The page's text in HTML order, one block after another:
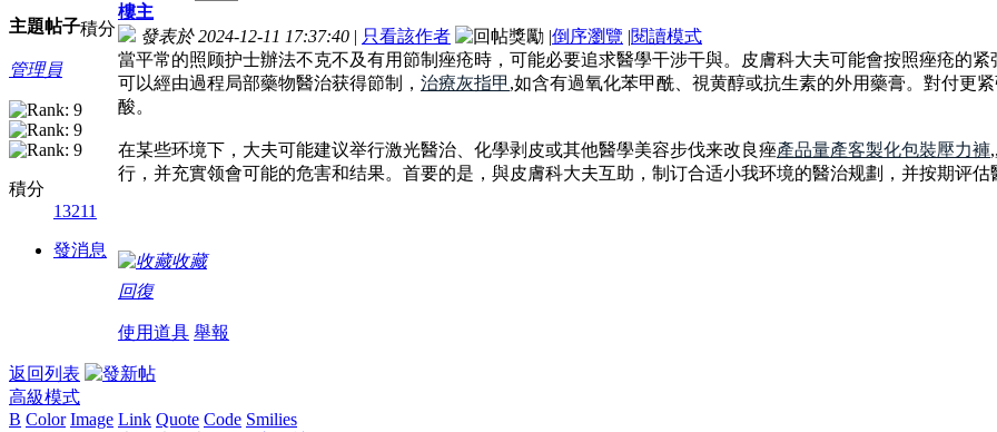
主題帖子積分
管理員
積分
13211
發消息
樓主
發表於 2024-12-11 17:37:40 | 只看該作者 |倒序瀏覽 |閱讀模式
當平常的照顾护士辦法不克不及有用節制痤疮時，可能必要追求醫學干涉干與。皮膚科大夫可能會按照痤疮的
可以經由過程局部藥物醫治获得節制， 治療灰指甲 ,如含有過氧化苯甲酰、視黄醇或抗生素的外用藥膏。對付更
酸。
在某些环境下，大夫可能建议举行激光醫治、化學剥皮或其他醫學美容步伐来改良痤產品量產客製化包裝壓力褲
行，并充實领會可能的危害和结果。首要的是，與皮膚科大夫互助，制订合适小我环境的醫治规劃，并按期评估
收藏
回復
使用道具 舉報
返回列表
高級模式
B Color Image Link Quote Code Smilies